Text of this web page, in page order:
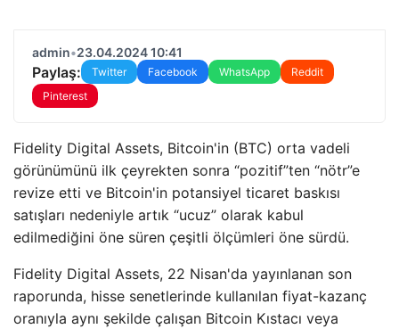
admin•23.04.2024 10:41
Paylaş: Twitter Facebook WhatsApp
Reddit
Pinterest
Fidelity Digital Assets, Bitcoin'in (BTC) orta vadeli
görünümünü ilk çeyrekten sonra “pozitif”ten “nötr”e
revize etti ve Bitcoin'in potansiyel ticaret baskısı
satışları nedeniyle artık “ucuz” olarak kabul
edilmediğini öne süren çeşitli ölçümleri öne sürdü.
Fidelity Digital Assets, 22 Nisan'da yayınlanan son
raporunda, hisse senetlerinde kullanılan fiyat-kazanç
oranıyla aynı şekilde çalışan Bitcoin Kıstacı veya